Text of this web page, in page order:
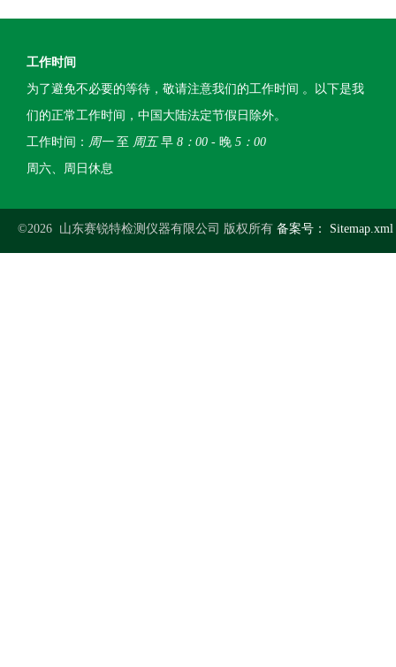
工作时间
为了避免不必要的等待，敬请注意我们的工作时间 。以下是我
们的正常工作时间，中国大陆法定节假日除外。
工作时间： 周一至 周五早 8：00 - 晚 5：00
周六、周日休息
©2026 山东赛锐特检测仪器有限公司 版权所有 备案号： Sitemap.xml